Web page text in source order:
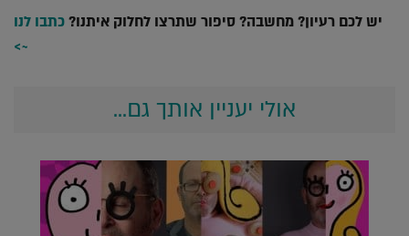
יש לכם רעיון? מחשבה? סיפור שתרצו לחלוק איתנו?כתבו לנו
~>
אולי יעניין אותך גם...